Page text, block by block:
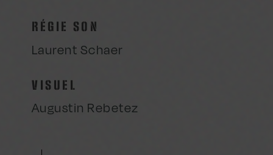
RÉGIE SON
Laurent Schaer
VISUEL
Augustin Rebetez